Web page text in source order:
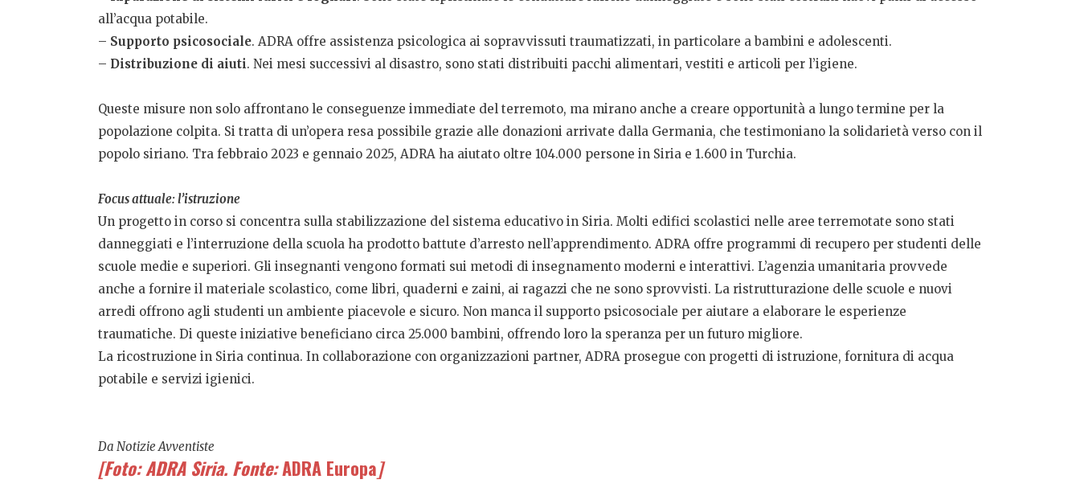
all’acqua potabile.
– Supporto psicosociale. ADRA offre assistenza psicologica ai sopravvissuti traumatizzati, in particolare a bambini e adolescenti.
– Distribuzione di aiuti. Nei mesi successivi al disastro, sono stati distribuiti pacchi alimentari, vestiti e articoli per l’igiene.
Queste misure non solo affrontano le conseguenze immediate del terremoto, ma mirano anche a creare opportunità a lungo termine per la
popolazione colpita. Si tratta di un’opera resa possibile grazie alle donazioni arrivate dalla Germania, che testimoniano la solidarietà verso con il
popolo siriano. Tra febbraio 2023 e gennaio 2025, ADRA ha aiutato oltre 104.000 persone in Siria e 1.600 in Turchia.
Focus attuale: l’istruzione
Un progetto in corso si concentra sulla stabilizzazione del sistema educativo in Siria. Molti edifici scolastici nelle aree terremotate sono stati
danneggiati e l’interruzione della scuola ha prodotto battute d’arresto nell’apprendimento. ADRA offre programmi di recupero per studenti delle
scuole medie e superiori. Gli insegnanti vengono formati sui metodi di insegnamento moderni e interattivi. L’agenzia umanitaria provvede
anche a fornire il materiale scolastico, come libri, quaderni e zaini, ai ragazzi che ne sono sprovvisti. La ristrutturazione delle scuole e nuovi
arredi offrono agli studenti un ambiente piacevole e sicuro. Non manca il supporto psicosociale per aiutare a elaborare le esperienze
traumatiche. Di queste iniziative beneficiano circa 25.000 bambini, offrendo loro la speranza per un futuro migliore.
La ricostruzione in Siria continua. In collaborazione con organizzazioni partner, ADRA prosegue con progetti di istruzione, fornitura di acqua
potabile e servizi igienici.
Da Notizie Avventiste
[Foto: ADRA Siria. Fonte:ADRA Europa]